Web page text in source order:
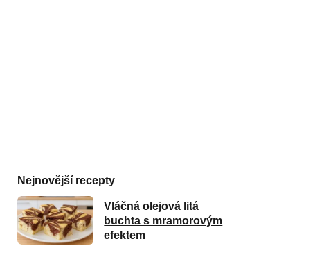
Nejnovější recepty
Vláčná olejová litá
buchta s mramorovým
efektem